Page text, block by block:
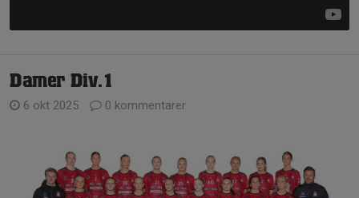
Damer Div.1
6 okt 2025 0 kommentarer